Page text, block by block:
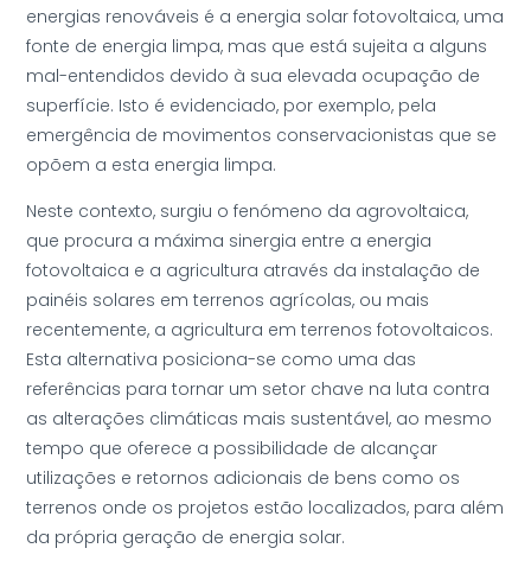
energias renováveis é a energia solar fotovoltaica, uma
fonte de energia limpa, mas que está sujeita a alguns
mal-entendidos devido à sua elevada ocupação de
superfície. Isto é evidenciado, por exemplo, pela
emergência de movimentos conservacionistas que se
opõem a esta energia limpa.
Neste contexto, surgiu o fenómeno da agrovoltaica,
que procura a máxima sinergia entre a energia
fotovoltaica e a agricultura através da instalação de
painéis solares em terrenos agrícolas, ou mais
recentemente, a agricultura em terrenos fotovoltaicos.
Esta alternativa posiciona-se como uma das
referências para tornar um setor chave na luta contra
as alterações climáticas mais sustentável, ao mesmo
tempo que oferece a possibilidade de alcançar
utilizações e retornos adicionais de bens como os
terrenos onde os projetos estão localizados, para além
da própria geração de energia solar.